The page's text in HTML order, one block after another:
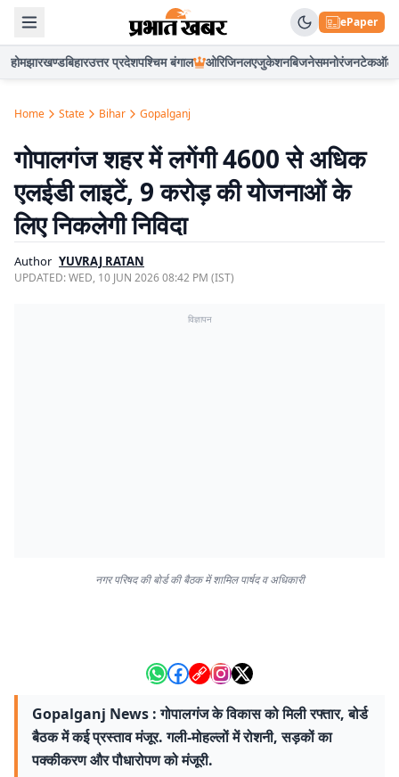
ePaper
होमझारखण्डबिहारउत्तर प्रदेशपश्चिम बंगाल ओरिजिनलएजुकेशनबिजनेसमनोरंजनटेकऑटो
Home State Bihar Gopalganj
गोपालगंज शहर में लगेंगी 4600 से अधिक
एलईडी लाइटें, 9 करोड़ की योजनाओं के
लिए निकलेगी निविदा
Author YUVRAJ RATAN
UPDATED:WED, 10 JUN 2026 08:42 PM (IST)
विज्ञापन
नगर परिषद की बोर्ड की बैठक में शामिल पार्षद व अधिकारी
Gopalganj News : गोपालगंज के विकास को मिली रफ्तार, बोर्ड
बैठक में कई प्रस्ताव मंजूर. गली-मोहल्लों में रोशनी, सड़कों का
पक्कीकरण और पौधारोपण को मंजूरी.